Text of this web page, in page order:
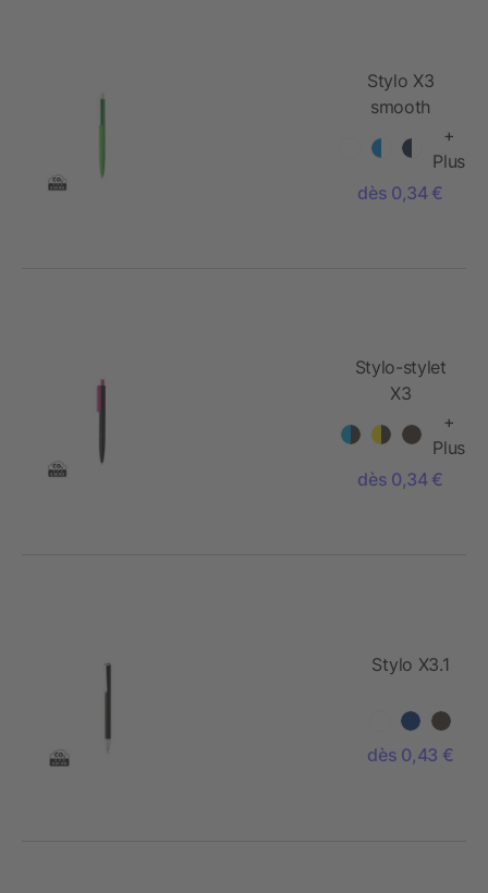
Stylo X3
smooth
+
Plus
dès 0,34 €
Stylo-stylet
X3
+
Plus
dès 0,34 €
Stylo X3.1
dès 0,43 €